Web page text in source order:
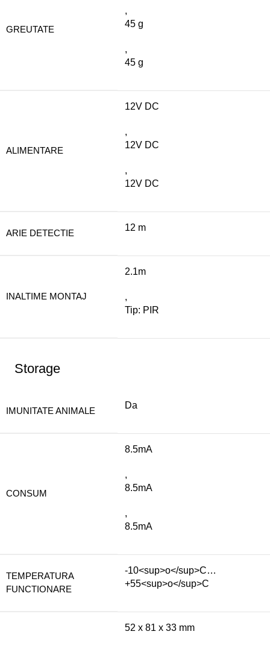
GREUTATE
,
45 g
,
45 g
ALIMENTARE
12V DC
,
12V DC
,
12V DC
ARIE DETECTIE
12 m
INALTIME MONTAJ
2.1m
,
Tip: PIR
Storage
IMUNITATE ANIMALE
Da
CONSUM
8.5mA
,
8.5mA
,
8.5mA
TEMPERATURA
FUNCTIONARE
-10<sup>o</sup>C…
+55<sup>o</sup>C
52 x 81 x 33 mm